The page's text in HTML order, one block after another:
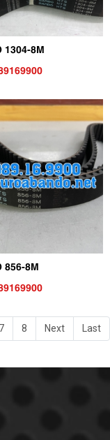
1304-8M
856-8M
7 8 Next Last